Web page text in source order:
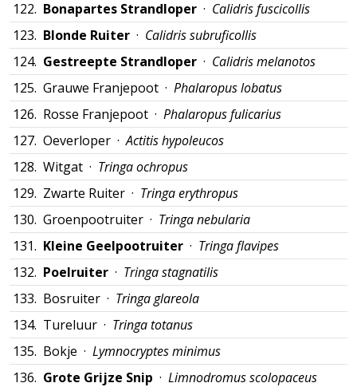
122. Bonapartes Strandloper · Calidris fuscicollis
123. Blonde Ruiter · Calidris subruficollis
124. Gestreepte Strandloper · Calidris melanotos
125. Grauwe Franjepoot · Phalaropus lobatus
126. Rosse Franjepoot · Phalaropus fulicarius
127. Oeverloper ·Actitis hypoleucos
128. Witgat · Tringa ochropus
129. Zwarte Ruiter · Tringa erythropus
130. Groenpootruiter · Tringa nebularia
131. Kleine Geelpootruiter · Tringa flavipes
132. Poelruiter · Tringa stagnatilis
133. Bosruiter · Tringa glareola
134. Tureluur · Tringa totanus
135. Bokje · Lymnocryptes minimus
136. Grote Grijze Snip · Limnodromus scolopaceus